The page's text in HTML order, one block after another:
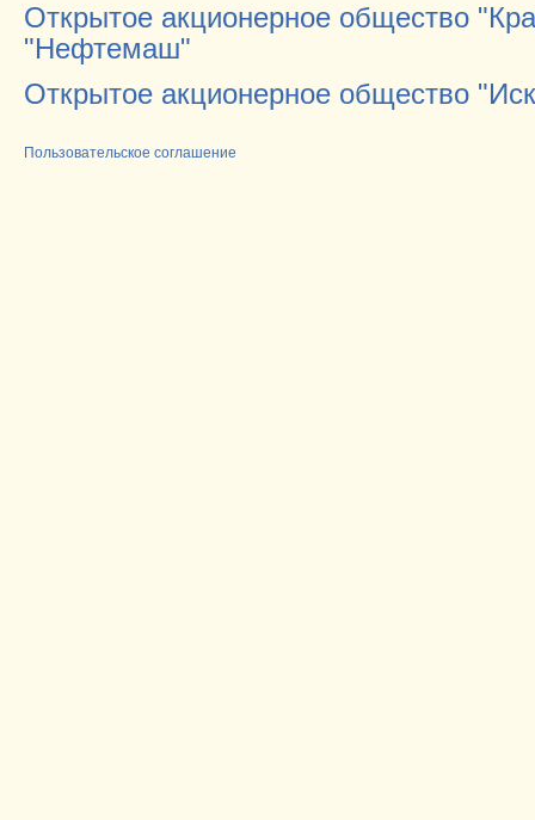
Открытое акционерное общество
"Нефтемаш"
Открытое акционерное общество
Пользовательское соглашение